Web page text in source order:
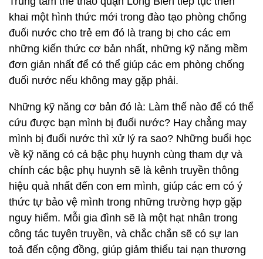
khai một hình thức mới trong đào tạo phòng chống
đuối nước cho trẻ em đó là trang bị cho các em
những kiến thức cơ bản nhất, những kỹ năng mềm
đơn giản nhất để có thể giúp các em phòng chống
đuối nước nếu không may gặp phải.
Những kỹ năng cơ bản đó là: Làm thế nào để có thể
cứu được bạn mình bị đuối nước? Hay chẳng may
mình bị đuối nước thì xử lý ra sao? Những buổi học
về kỹ năng có cả bậc phụ huynh cùng tham dự và
chính các bậc phụ huynh sẽ là kênh truyền thông
hiệu quả nhất đến con em mình, giúp các em có ý
thức tự bảo vệ mình trong những trường hợp gặp
nguy hiểm. Mỗi gia đình sẽ là một hạt nhân trong
công tác tuyên truyền, và chắc chắn sẽ có sự lan
toả đến cộng đồng, giúp giảm thiểu tai nạn thương